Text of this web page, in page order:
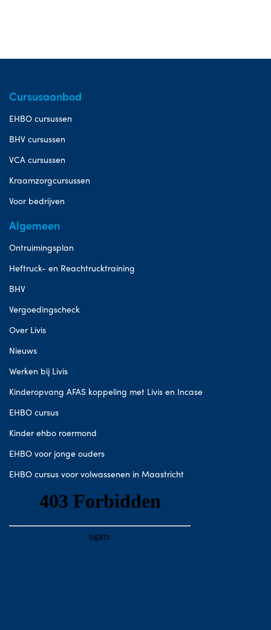
Cursusaanbod
EHBO cursussen
BHV cursussen
VCA cursussen
Kraamzorgcursussen
Voor bedrijven
Algemeen
Ontruimingsplan
Heftruck- en Reachtrucktraining
BHV
Vergoedingscheck
Over Livis
Nieuws
Werken bij Livis
Kinderopvang AFAS koppeling met Livis en Incase
EHBO cursus
Kinder ehbo roermond
EHBO voor jonge ouders
EHBO cursus voor volwassenen in Maastricht